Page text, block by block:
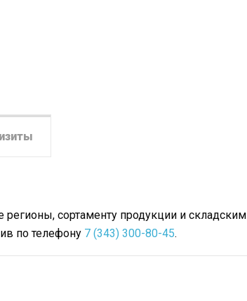
сортаменту продукции и складским
по телефону 7 (343) 300-80-45.